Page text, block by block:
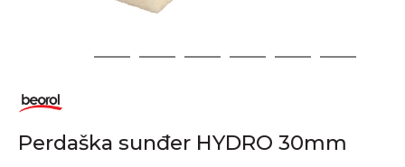
2 3 4 5 6 7
Perdaška sunđer HYDRO 30mm